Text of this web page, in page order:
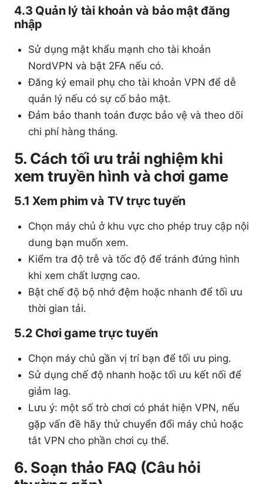
4.3 Quản lý tài khoản và bảo mật đăng
nhập
Sử dụng mật khẩu mạnh cho tài khoản
NordVPN và bật 2FA nếu có.
Đăng ký email phụ cho tài khoản VPN để dễ
quản lý nếu có sự cố bảo mật.
Đảm bảo thanh toán được bảo vệ và theo dõi
chi phí hàng tháng.
5. Cách tối ưu trải nghiệm khi
xem truyền hình và chơi game
5.1 Xem phim và TV trực tuyến
Chọn máy chủ ở khu vực cho phép truy cập nội
dung bạn muốn xem.
Kiểm tra độ trễ và tốc độ để tránh đứng hình
khi xem chất lượng cao.
Bật chế độ bộ nhớ đệm hoặc nhanh để tối ưu
thời gian tải.
5.2 Chơi game trực tuyến
Chọn máy chủ gần vị trí bạn để tối ưu ping.
Sử dụng chế độ nhanh hoặc tối ưu kết nối để
giảm lag.
Lưu ý: một số trò chơi có phát hiện VPN, nếu
gặp vấn đề hãy thử chuyển đổi máy chủ hoặc
tắt VPN cho phần chơi cụ thể.
6. Soạn thảo FAQ (Câu hỏi